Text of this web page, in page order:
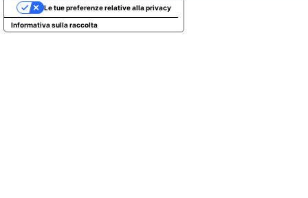
Informativa sulla raccolta
Le tue preferenze relative alla privacy